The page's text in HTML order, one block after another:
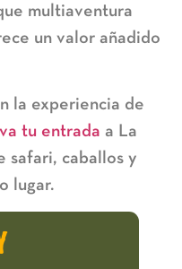
multiaventura
un valor añadido
la experiencia de
tu entrada a La
safari, caballos y
lugar.